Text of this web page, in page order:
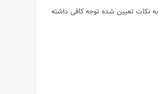
به نکات تعیین شده توجه کافی داشته